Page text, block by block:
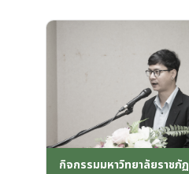
กิจกรรมมหาวิทยาลัยราชภัฏ